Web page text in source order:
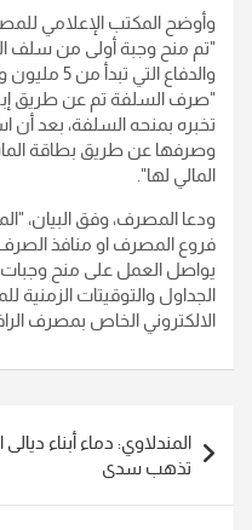
وأوضح المكتب الإعلامي
"تم منح وجبة أولى من سلف
"صرف السلفة تم عن طريق
تخبره بمنحه السلفة، بعد أن
وصرفها عن طريق بطاقة
المالي لها".
ودعا المصرف، وفق البيان،
فروع المصرف او منافذ الصرف
يواصل العمل على منح
الجداول والتوقيتات الزمنية
الالكتروني الخاص بمصرف
المقالات
المندلاوي: دماء أبناء
تذهب سدى